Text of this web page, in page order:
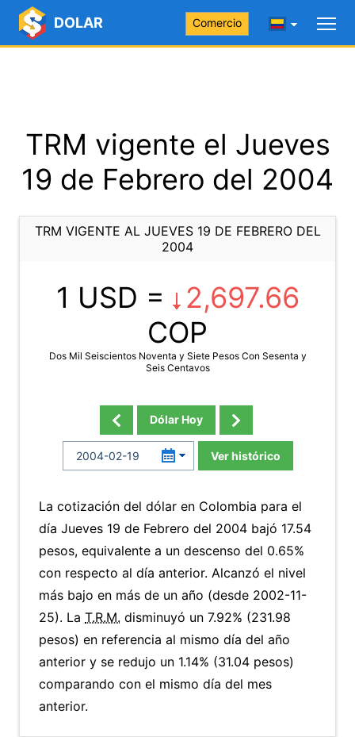
DOLAR Comercio
TRM vigente el Jueves
19 de Febrero del 2004
TRM VIGENTE AL JUEVES 19 DE FEBRERO DEL
2004
1 USD =
2,697.66
COP
Dos Mil Seiscientos Noventa y Siete Pesos Con Sesenta y
Seis Centavos
Dólar Hoy
Ver histórico
La cotización del dólar en Colombia para el
día Jueves 19 de Febrero del 2004 bajó 17.54
pesos, equivalente a un descenso del 0.65%
con respecto al día anterior. Alcanzó el nivel
más bajo en más de un año (desde 2002-11-
25). La T.R.M. disminuyó un 7.92% (231.98
pesos) en referencia al mismo día del año
anterior y se redujo un 1.14% (31.04 pesos)
comparando con el mismo día del mes
anterior.